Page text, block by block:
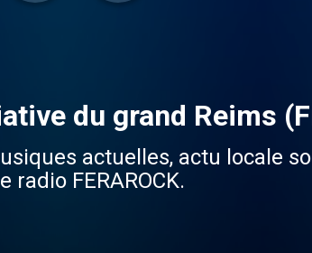
du grand Reims
actuelles, actu locale
FERAROCK.